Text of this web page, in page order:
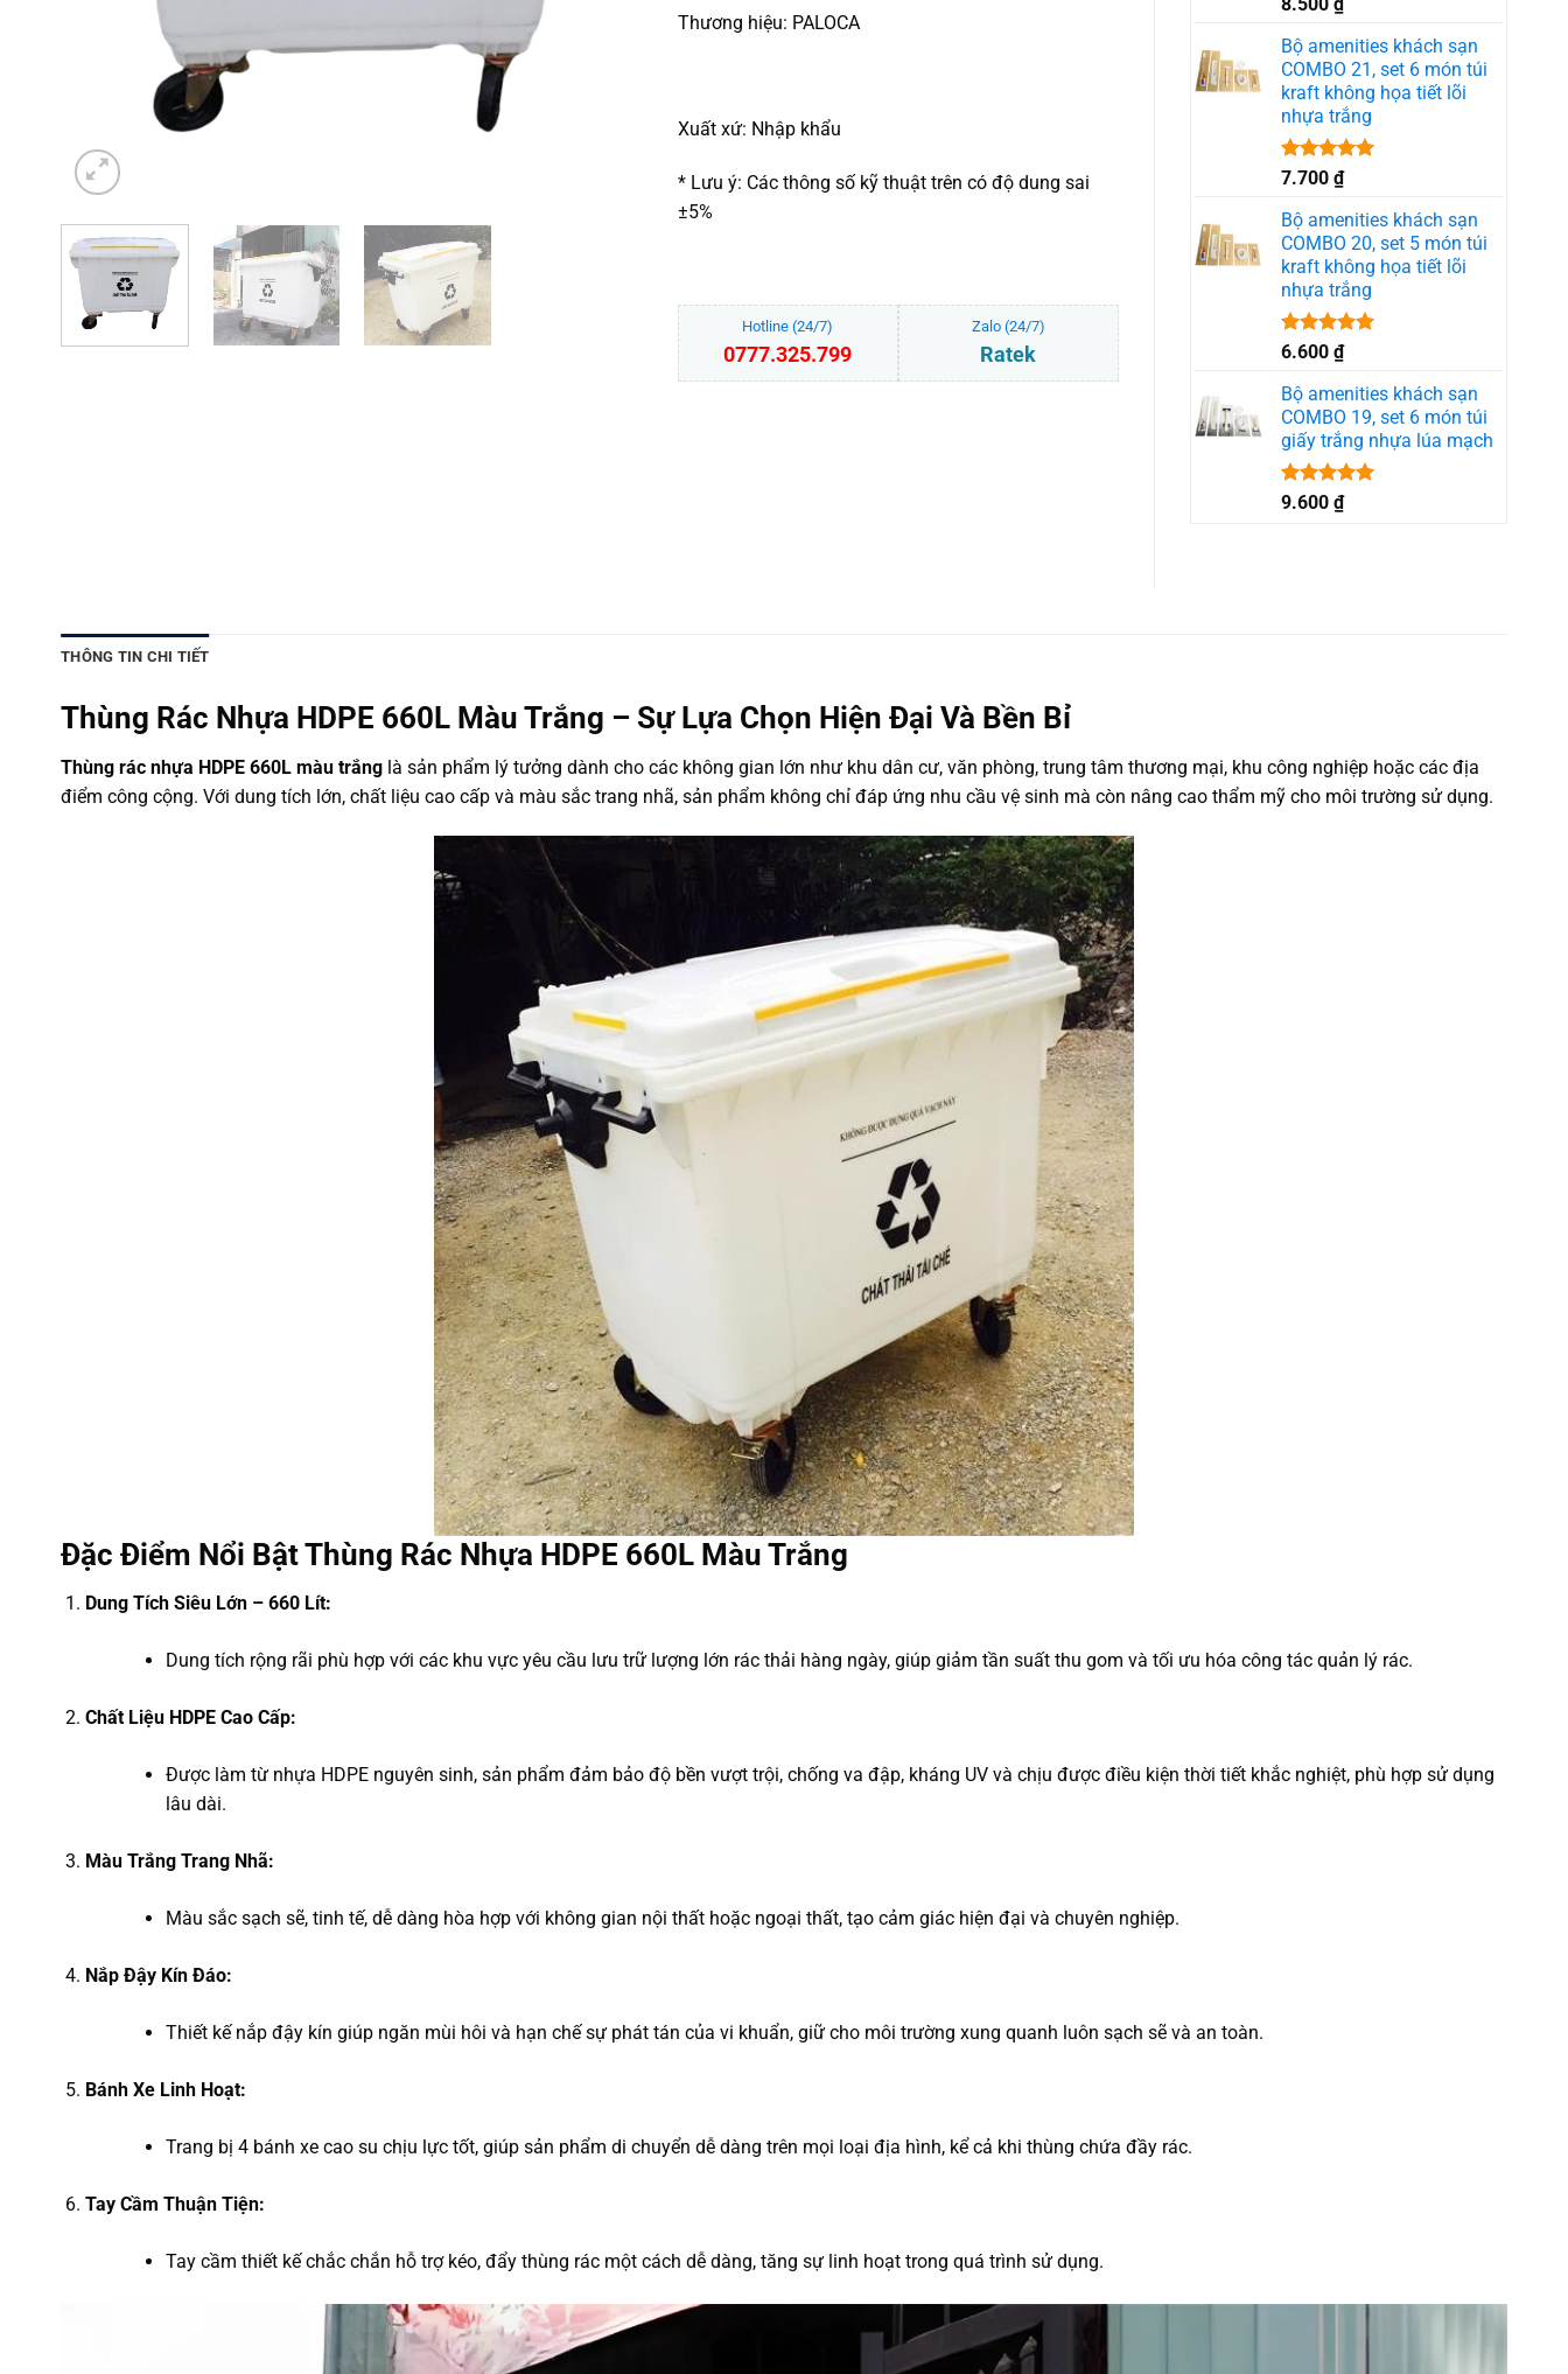
Thương hiệu: PALOCA
Xuất xứ: Nhập khẩu
* Lưu ý: Các thông số kỹ thuật trên có độ dung sai
±5%
Hotline (24/7)
0777.325.799
Zalo (24/7)
Ratek
5.00
5 sao
Bộ amenities khách sạn
COMBO 21, set 6 món túi
kraft không họa tiết lõi
nhựa trắng
Được xếp
5.00
5 sao
7.700 ₫
Bộ amenities khách sạn
COMBO 20, set 5 món túi
kraft không họa tiết lõi
nhựa trắng
Được xếp
5.00
5 sao
6.600 ₫
Bộ amenities khách sạn
COMBO 19, set 6 món túi
giấy trắng nhựa lúa mạch
Được xếp
5.00
9.600 ₫
THÔNG TIN CHI TIẾT
Thùng Rác Nhựa HDPE 660L Màu Trắng – Sự Lựa Chọn Hiện Đại Và Bền Bỉ
Thùng rác nhựa HDPE 660L màu trắng là sản phẩm lý tưởng dành cho các không gian lớn như khu dân cư, văn phòng, trung tâm thương mại, khu công nghiệp hoặc các địa
điểm công cộng. Với dung tích lớn, chất liệu cao cấp và màu sắc trang nhã, sản phẩm không chỉ đáp ứng nhu cầu vệ sinh mà còn nâng cao thẩm mỹ cho môi trường sử dụng.
Đặc Điểm Nổi Bật Thùng Rác Nhựa HDPE 660L Màu Trắng
Dung Tích Siêu Lớn – 660 Lít:
Dung tích rộng rãi phù hợp với các khu vực yêu cầu lưu trữ lượng lớn rác thải hàng ngày, giúp giảm tần suất thu gom và tối ưu hóa công tác quản lý rác.
Chất Liệu HDPE Cao Cấp:
Được làm từ nhựa HDPE nguyên sinh, sản phẩm đảm bảo độ bền vượt trội, chống va đập, kháng UV và chịu được điều kiện thời tiết khắc nghiệt, phù hợp sử dụng
lâu dài.
Màu Trắng Trang Nhã:
Màu sắc sạch sẽ, tinh tế, dễ dàng hòa hợp với không gian nội thất hoặc ngoại thất, tạo cảm giác hiện đại và chuyên nghiệp.
Nắp Đậy Kín Đáo:
Thiết kế nắp đậy kín giúp ngăn mùi hôi và hạn chế sự phát tán của vi khuẩn, giữ cho môi trường xung quanh luôn sạch sẽ và an toàn.
Bánh Xe Linh Hoạt:
Trang bị 4 bánh xe cao su chịu lực tốt, giúp sản phẩm di chuyển dễ dàng trên mọi loại địa hình, kể cả khi thùng chứa đầy rác.
Tay Cầm Thuận Tiện:
Tay cầm thiết kế chắc chắn hỗ trợ kéo, đẩy thùng rác một cách dễ dàng, tăng sự linh hoạt trong quá trình sử dụng.